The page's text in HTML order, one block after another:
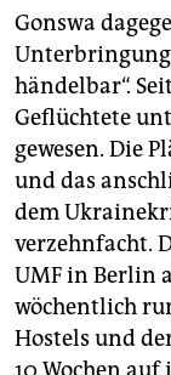
Gonswa
händelbar“.
Geflüchtete
gewesen. Die
und das
dem
verzehnfacht.
UMF in Berlin
wöchentlich
Hostels und